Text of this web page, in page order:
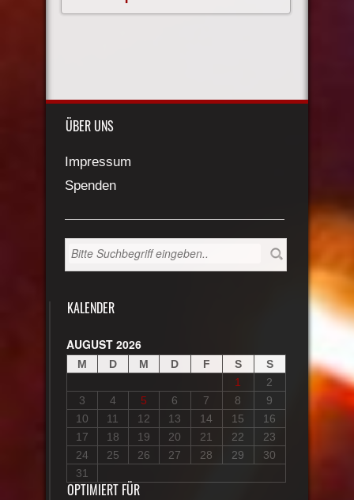
ÜBER UNS
Impressum
Spenden
KALENDER
AUGUST 2026
M D M D F S
S
1
2
3
4 5 6 7 8
9
10
11 12 13 14 15
16
17
18 19 20 21 22
23
24
25 26 27 28 29
30
31
OPTIMIERT FÜR